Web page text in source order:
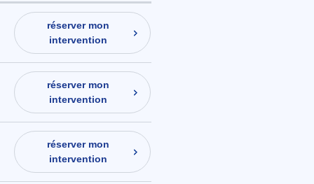
réserver mon
intervention
réserver mon
intervention
réserver mon
intervention